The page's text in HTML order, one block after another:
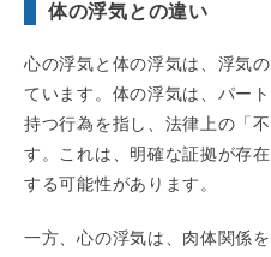
体の浮気との違い
心の浮気と体の浮気は、浮気
ています。体の浮気は、パー
持つ行為を指し、法律上の「
す。これは、明確な証拠が存
する可能性があります。
一方、心の浮気は、肉体関係